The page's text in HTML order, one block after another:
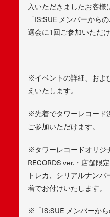
入いただきましたお客様
「IS:SUE メンバーから
選会に1回ご参加いただけ
※イベントの詳細、およ
えいたします。
※先着でタワーレコード
ご参加いただけます。
※タワーレコードオリジ
RECORDS ver.・店舗限
トレカ、シリアルナン
着でお付けいたします。
※「IS:SUE メンバーか